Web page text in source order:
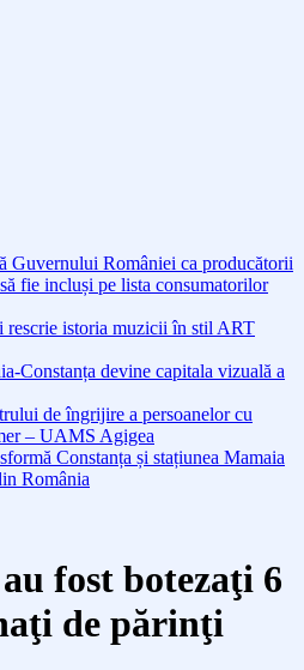
Guvernului României ca producătorii
fie incluși pe lista consumatorilor
rescrie istoria muzicii în stil ART
Constanța devine capitala vizuală a
de îngrijire a persoanelor cu
– UAMS Agigea
Constanța și stațiunea Mamaia
România
fost botezaţi 6
de părinţi